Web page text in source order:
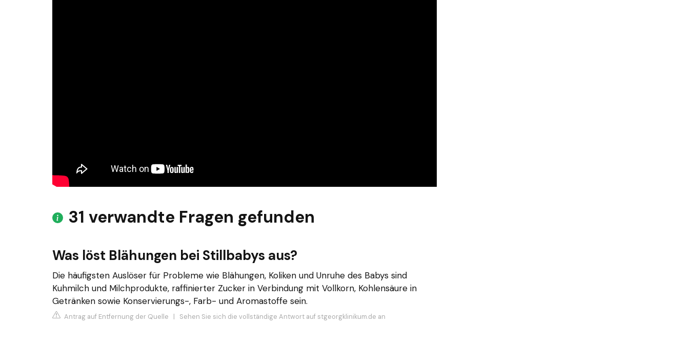
31 verwandte Fragen gefunden
Was löst Blähungen bei Stillbabys aus?
Die häufigsten Auslöser für Probleme wie Blähungen, Koliken und Unruhe des Babys sind
Kuhmilch und Milchprodukte, raffinierter Zucker in Verbindung mit Vollkorn, Kohlensäure in
Getränken sowie Konservierungs-, Farb- und Aromastoffe sein.
Antrag auf Entfernung der Quelle | Sehen Sie sich die vollständige Antwort auf stgeorgklinikum.de an